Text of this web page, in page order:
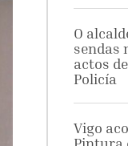
O
sendas
actos
Policía
Vigo